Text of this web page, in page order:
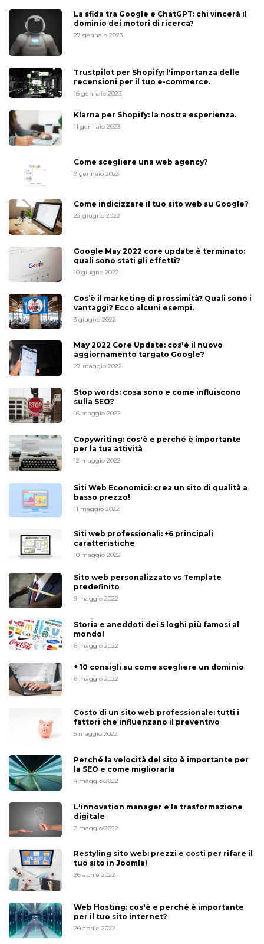
La sfida tra Google e ChatGPT: chi vincerà il
dominio dei motori di ricerca?
27 gennaio 2023
Trustpilot per Shopify: l'importanza delle
recensioni per il tuo e-commerce.
16 gennaio 2023
Klarna per Shopify: la nostra esperienza.
11 gennaio 2023
Come scegliere una web agency?
9 gennaio 2023
Come indicizzare il tuo sito web su Google?
22 giugno 2022
Google May 2022 core update è terminato:
quali sono stati gli effetti?
10 giugno 2022
Cos’è il marketing di prossimità? Quali sono i
vantaggi? Ecco alcuni esempi.
3 giugno 2022
May 2022 Core Update: cos'è il nuovo
aggiornamento targato Google?
27 maggio 2022
Stop words: cosa sono e come influiscono
sulla SEO?
16 maggio 2022
Copywriting: cos'è e perché è importante
per la tua attività
12 maggio 2022
Siti Web Economici: crea un sito di qualità a
basso prezzo!
11 maggio 2022
Siti web professionali: +6 principali
caratteristiche
10 maggio 2022
Sito web personalizzato vs Template
predefinito
9 maggio 2022
Storia e aneddoti dei 5 loghi più famosi al
mondo!
6 maggio 2022
+ 10 consigli su come scegliere un dominio
6 maggio 2022
Costo di un sito web professionale: tutti i
fattori che influenzano il preventivo
5 maggio 2022
Perché la velocità del sito è importante per
la SEO e come migliorarla
4 maggio 2022
L'innovation manager e la trasformazione
digitale
2 maggio 2022
Restyling sito web: prezzi e costi per rifare il
tuo sito in Joomla!
26 aprile 2022
Web Hosting: cos'è e perché è importante
per il tuo sito internet?
20 aprile 2022